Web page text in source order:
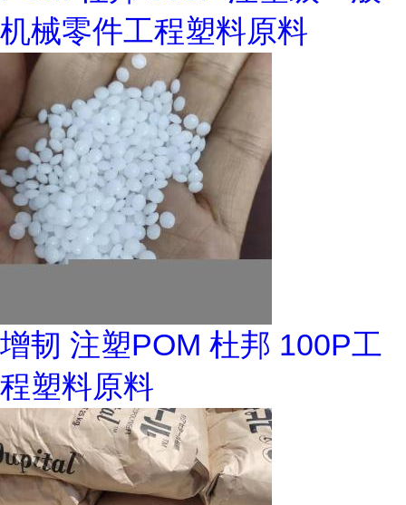
机械零件工程塑料原料
增韧 注塑POM 杜邦 100P工
程塑料原料